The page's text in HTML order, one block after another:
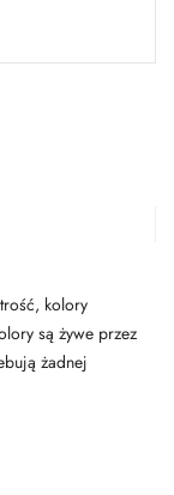
kolory
są żywe przez
żadnej